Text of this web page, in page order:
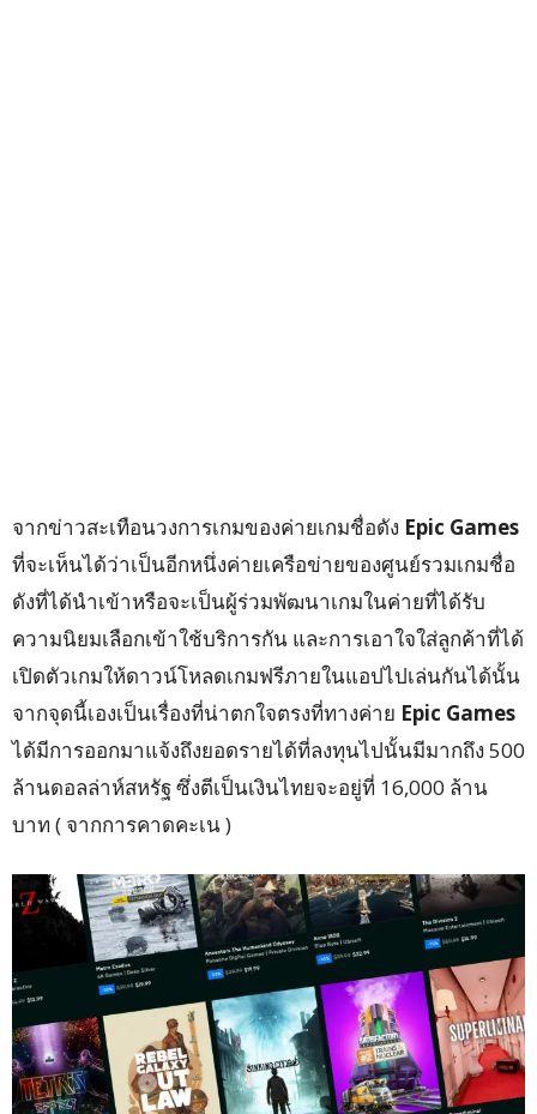
จากข่าวสะเทือนวงการเกมของค่ายเกมชื่อดัง Epic Games
ที่จะเห็นได้ว่าเป็นอีกหนึ่งค่ายเครือข่ายของศูนย์รวมเกมชื่อ
ดังที่ได้นำเข้าหรือจะเป็นผู้ร่วมพัฒนาเกมในค่ายที่ได้รับ
ความนิยมเลือกเข้าใช้บริการกัน และการเอาใจใส่ลูกค้าที่ได้
เปิดตัวเกมให้ดาวน์โหลดเกมฟรีภายในแอปไปเล่นกันได้นั้น
จากจุดนี้เองเป็นเรื่องที่น่าตกใจตรงที่ทางค่าย Epic Games
ได้มีการออกมาแจ้งถึงยอดรายได้ที่ลงทุนไปนั้นมีมากถึง 500
ล้านดอลล่าห์สหรัฐ ซึ่งตีเป็นเงินไทยจะอยู่ที่ 16,000 ล้าน
บาท ( จากการคาดคะเน )